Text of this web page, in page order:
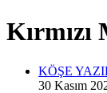
KÖŞE
30 Kasım